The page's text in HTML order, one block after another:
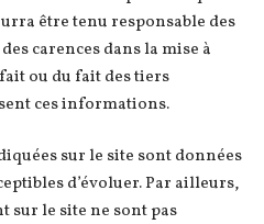
être tenu responsable des
carences dans la mise à
ou du fait des tiers
ces informations.
sur le site sont données
d’évoluer. Par ailleurs,
sur le site ne sont pas